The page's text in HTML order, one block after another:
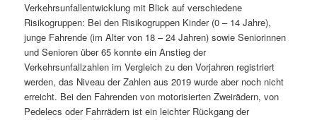
Verkehrsunfallentwicklung mit Blick auf verschiedene
Risikogruppen: Bei den Risikogruppen Kinder (0 – 14 Jahre),
junge Fahrende (im Alter von 18 – 24 Jahren) sowie Seniorinnen
und Senioren über 65 konnte ein Anstieg der
Verkehrsunfallzahlen im Vergleich zu den Vorjahren registriert
werden, das Niveau der Zahlen aus 2019 wurde aber noch nicht
erreicht. Bei den Fahrenden von motorisierten Zweirädern, von
Pedelecs oder Fahrrädern ist ein leichter Rückgang der